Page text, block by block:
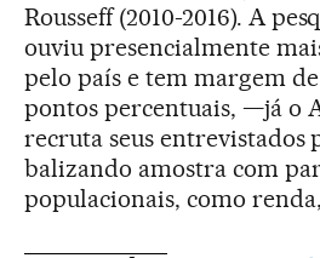
Rousseff (2010-2016). A
ouviu presencialmente
pelo país e tem margem
pontos percentuais, —já o
recruta seus entrevistados
balizando amostra com
populacionais, como